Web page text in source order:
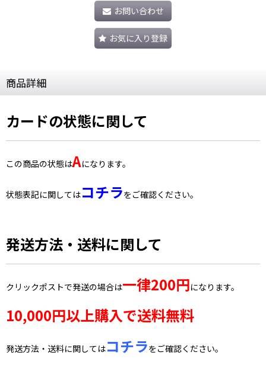
お問い合わせ
お気に入り登録
商品詳細
カードの状態に関して
この商品の状態はAになります。
状態表記に関してはコチラをご確認ください。
発送方法・送料に関して
クリックポストで発送の場合は一律200円になります。
10,000円以上購入で送料無料
発送方法・送料に関してはコチラをご確認ください。